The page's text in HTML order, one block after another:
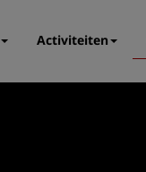
Activiteiten